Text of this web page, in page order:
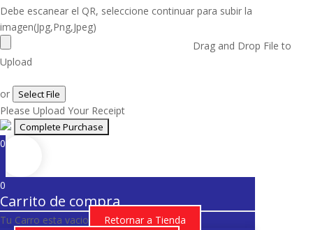
Debe escanear el QR, seleccione continuar para subir la
imagen(Jpg,Png,Jpeg)
Drag and Drop File to
Upload
or Select File
Please Upload Your Receipt
0
0
Carrito de compra
Tu Carro esta vacio Retornar a Tienda